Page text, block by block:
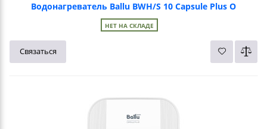
Водонагреватель Ballu BWH/S 10 Capsule Plus O
НЕТ НА СКЛАДЕ
Связаться